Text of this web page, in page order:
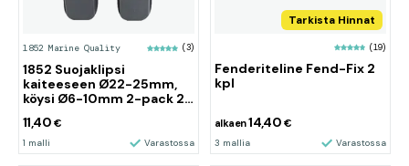
1852 Marine Quality (3)
1852 Suojaklipsi
kaiteeseen Ø22-25mm,
köysi Ø6-10mm 2-pack 2-
11,40 €
1 malli Varastossa
Tarkista Hinnat
(19)
Fenderiteline Fend-Fix 2
kpl
alkaen14,40 €
3 mallia Varastossa